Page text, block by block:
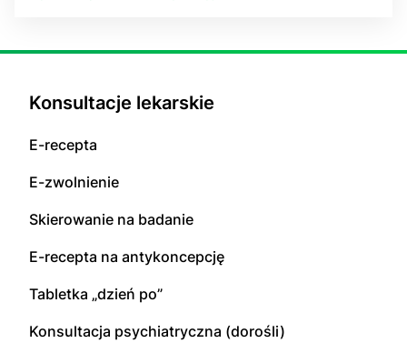
Konsultacje lekarskie
E-recepta
E-zwolnienie
Skierowanie na badanie
E-recepta na antykoncepcję
Tabletka „dzień po”
Konsultacja psychiatryczna (dorośli)